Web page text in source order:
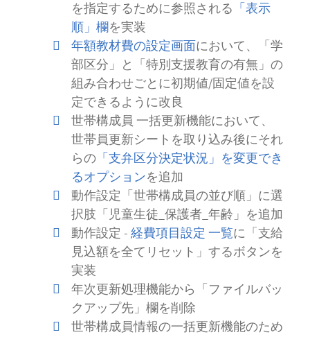
を指定するために参照される 「表示
順」欄を実装
年額教材費の設定画面において、「学
部区分」と「特別支援教育の有無」の
組み合わせごとに初期値/固定値を設
定できるように改良
世帯構成員 一括更新機能において、
世帯員更新シートを取り込み後にそれ
らの 「支弁区分決定状況」を変更でき
るオプションを追加
動作設定「世帯構成員の並び順」に選
択肢「児童生徒_保護者_年齢」を追加
動作設定 - 経費項目設定 一覧に「支給
見込額を全てリセット」するボタンを
実装
年次更新処理機能から「ファイルバッ
クアップ先」欄を削除
世帯構成員情報の一括更新機能のため